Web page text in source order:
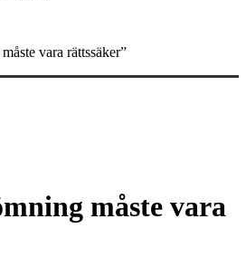
vara rättssäker”
måste vara